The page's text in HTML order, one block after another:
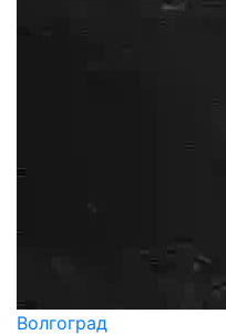
Волгоград